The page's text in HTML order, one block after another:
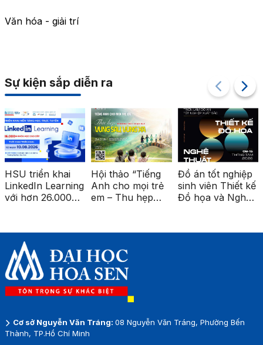
Văn hóa - giải trí
Sự kiện sắp diễn ra
HSU triển khai
LinkedIn Learning
với hơn 26.000
Hội thảo “Tiếng
Anh cho mọi trẻ
em – Thu hẹp
vùng xa”
Đồ án tốt nghiệp
sinh viên Thiết kế
Đồ họa và Nghệ
Metro Bến Thành
Cơ sở Nguyễn Văn Tráng: 08 Nguyễn Văn Tráng, Phường Bến
Thành, TP.Hồ Chí Minh